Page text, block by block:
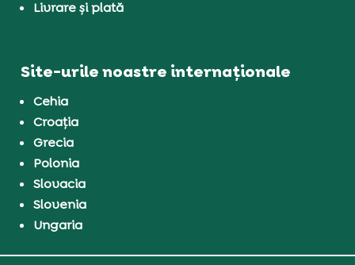
Livrare și plată
Site-urile noastre internaționale
Cehia
Croația
Grecia
Polonia
Slovacia
Slovenia
Ungaria